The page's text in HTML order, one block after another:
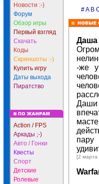
Новости :-)
Форум
Обзор игры
Первый взгляд
Скачать
Коды
Скриншоты :-)
Купить игру
Даты выхода
Пиратство
Action / FPS
Аркады ;-)
Авто / Гонки
Квесты
Спорт
Детские
Ролевые
#A B
Даша
-же
пару
[2 марта